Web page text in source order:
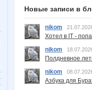
Новые записи в
nikom
Хотел в IT -
nikom
Полдневное
nikom
Азбука для